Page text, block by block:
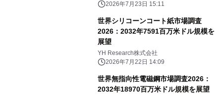
2026年7月23日 15:11
世界シリコーンコート紙市場調査
2026：2032年7591百万米ドル規模を
展望
YH Research株式会社
2026年7月22日 14:09
世界無指向性電磁鋼市場調査2026：
2032年18970百万米ドル規模を展望